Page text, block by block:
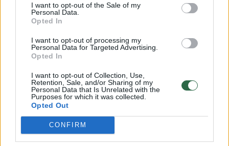
I want to opt-out of the Sale of my
Personal Data.
Opted In
I want to opt-out of processing my
Personal Data for Targeted Advertising.
Opted In
I want to opt-out of Collection, Use,
Retention, Sale, and/or Sharing of my
Personal Data that Is Unrelated with the
Purposes for which it was collected.
Opted Out
CONFIRM
apykaitą“, – aiškina „Women’s Health“.
Vienas tyrimas parodė, kad trys ar keturi
puodeliai ulongo arbatos per dieną gali
padėti sumažinti organizme riebalų kiekį ir
kūno svorį, nes pagerina riebalų apykaitą.
4. Baltoji arbata